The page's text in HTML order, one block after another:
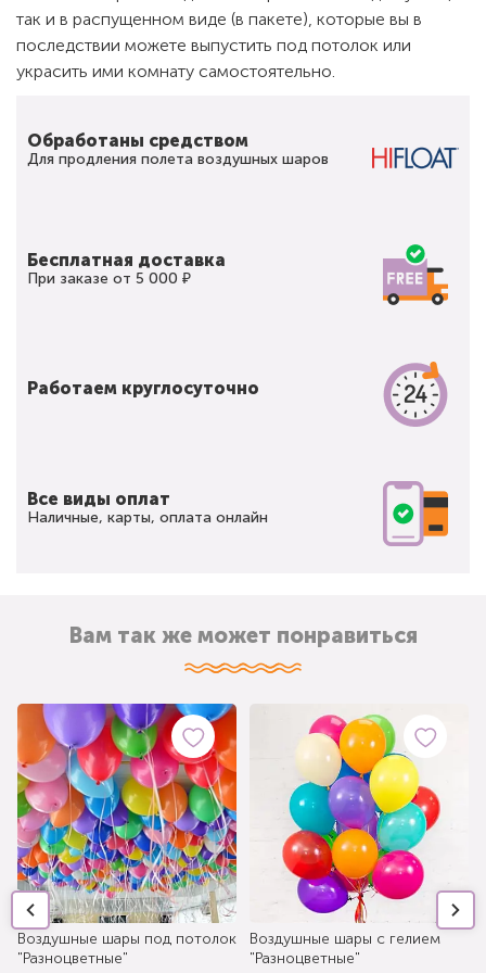
так и в распущенном виде (в пакете), которые вы в
последствии можете выпустить под потолок или
украсить ими комнату самостоятельно.
Обработаны средством
Для продления полета воздушных шаров
Бесплатная доставка
При заказе от 5 000 ₽
Работаем круглосуточно
Все виды оплат
Наличные, карты, оплата онлайн
Вам так же может понравиться
Воздушные шары под потолок
"Разноцветные"
Воздушные шары с гелием
"Разноцветные"